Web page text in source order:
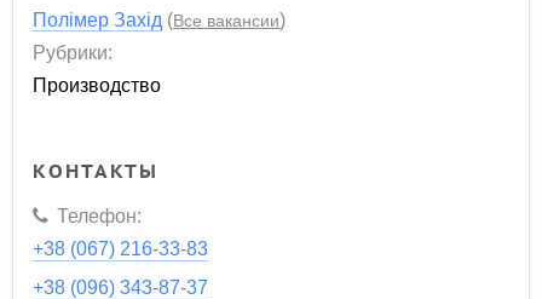
Полімер Захід (Все вакансии)
Рубрики:
Производство
КОНТАКТЫ
Телефон:
+38 (067) 216-33-83
+38 (096) 343-87-37